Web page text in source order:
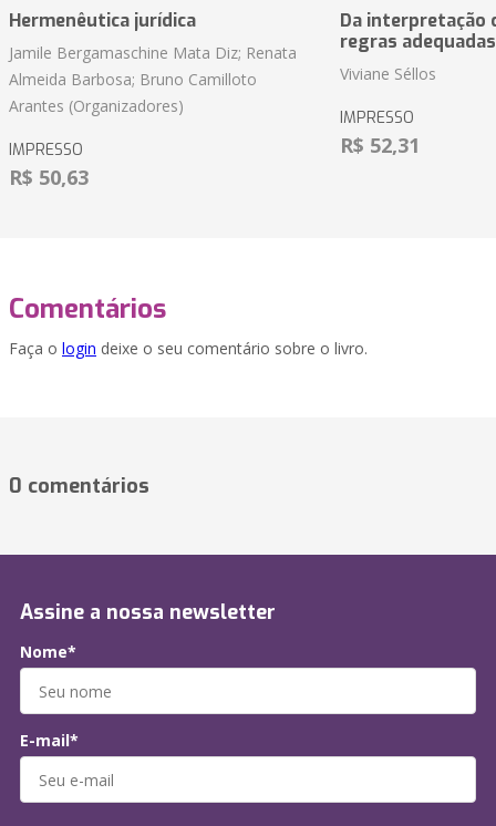
Hermenêutica jurídica
Jamile Bergamaschine Mata Diz; Renata
Almeida Barbosa; Bruno Camilloto
Arantes (Organizadores)
IMPRESSO
R$ 50,63
Da interpretação
regras
Viviane Séllos
IMPRESSO
R$ 52,31
Comentários
Faça o login deixe o seu comentário sobre o livro.
0 comentários
Assine a nossa newsletter
Nome*
E-mail*